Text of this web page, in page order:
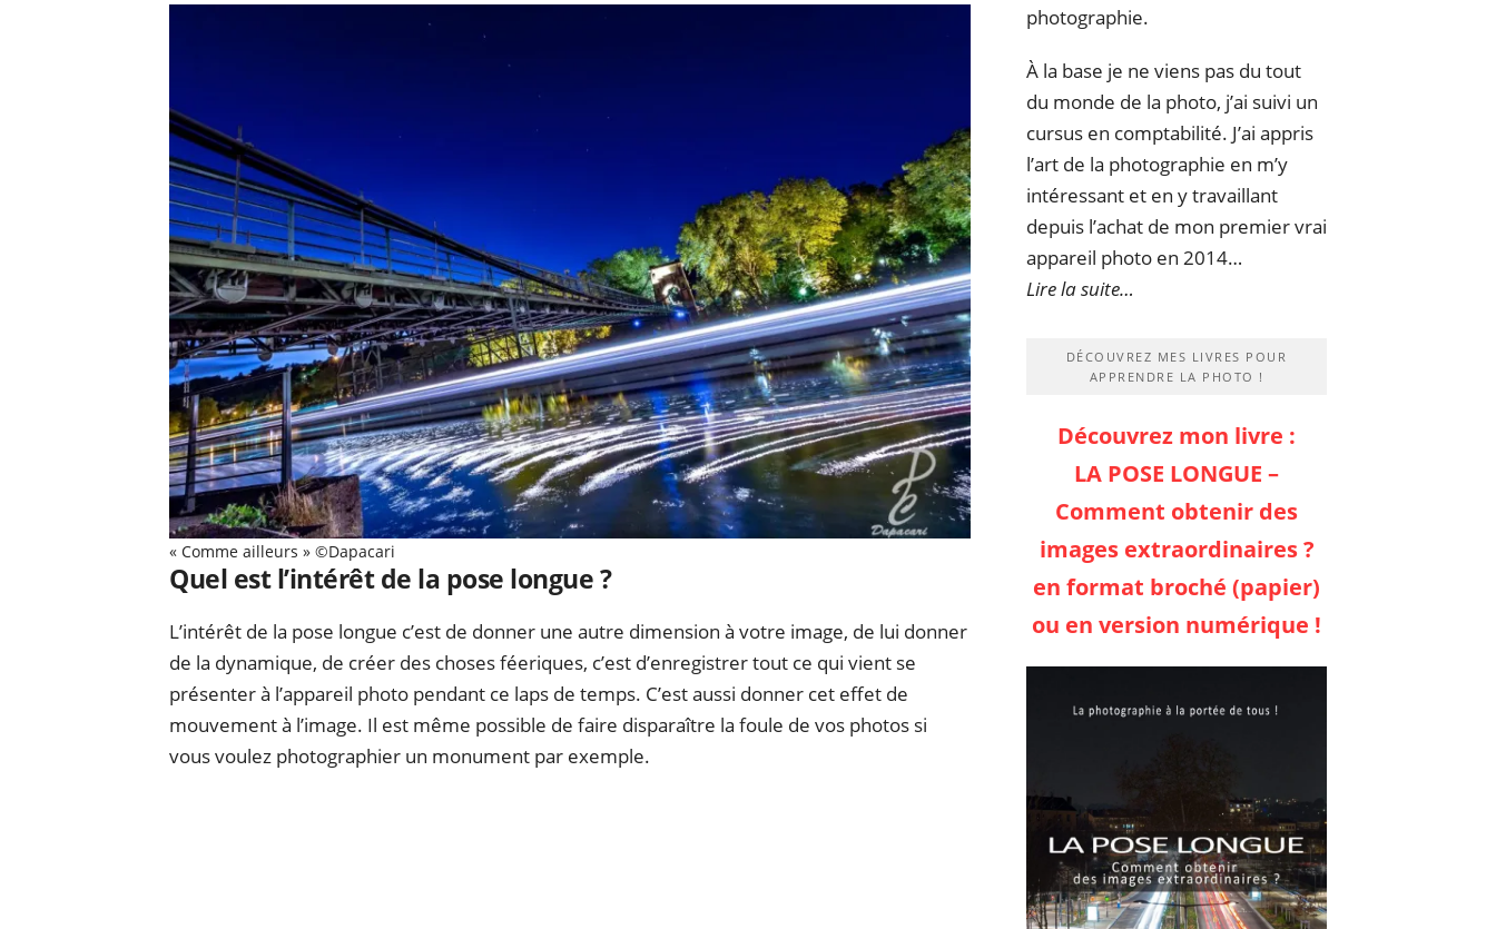
« Comme ailleurs » ©Dapacari
Quel est l’intérêt de la pose longue ?
L’intérêt de la pose longue c’est de donner une autre dimension à votre image, de lui donner
de la dynamique, de créer des choses féeriques, c’est d’enregistrer tout ce qui vient se
présenter à l’appareil photo pendant ce laps de temps. C’est aussi donner cet effet de
mouvement à l’image. Il est même possible de faire disparaître la foule de vos photos si
vous voulez photographier un monument par exemple.
photographie.
À la base je ne viens pas du tout
du monde de la photo, j’ai suivi un
cursus en comptabilité. J’ai appris
l’art de la photographie en m’y
intéressant et en y travaillant
depuis l’achat de mon premier vrai
appareil photo en 2014…
Lire la suite…
DÉCOUVREZ MES LIVRES POUR
APPRENDRE LA PHOTO !
Découvrez mon livre :
LA POSE LONGUE –
Comment obtenir des
images extraordinaires ?
en format broché (papier)
ou en version numérique !